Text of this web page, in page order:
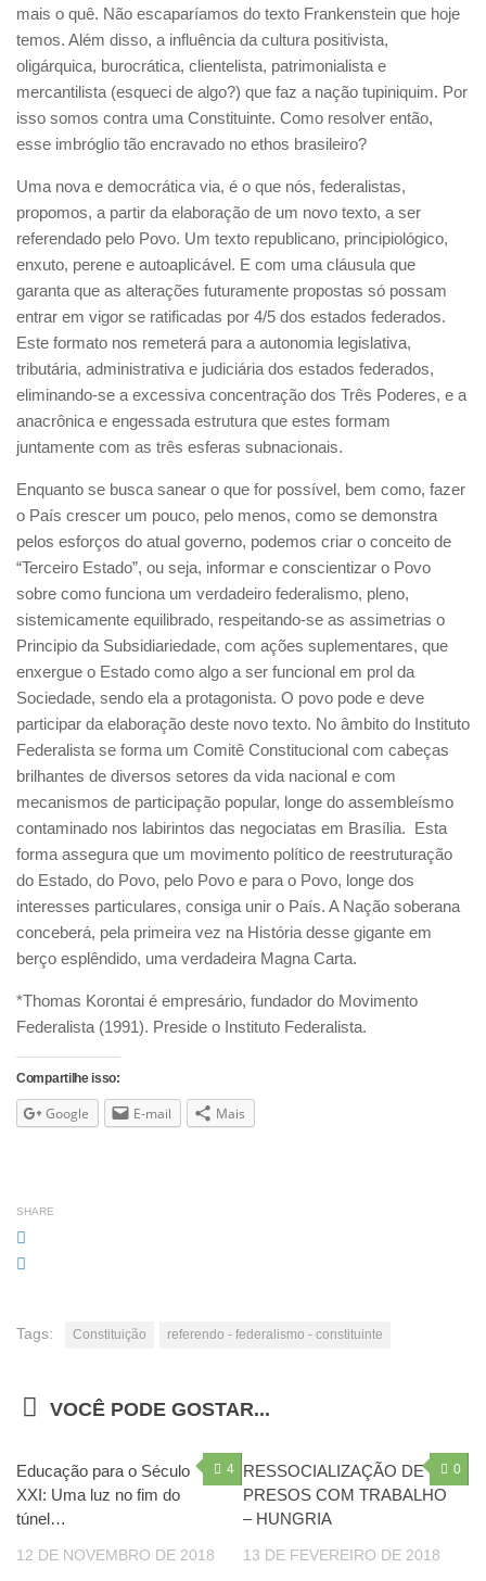
mais o quê. Não escaparíamos do texto Frankenstein que hoje
temos. Além disso, a influência da cultura positivista,
oligárquica, burocrática, clientelista, patrimonialista e
mercantilista (esqueci de algo?) que faz a nação tupiniquim. Por
isso somos contra uma Constituinte. Como resolver então,
esse imbróglio tão encravado no ethos brasileiro?
Uma nova e democrática via, é o que nós, federalistas,
propomos, a partir da elaboração de um novo texto, a ser
referendado pelo Povo. Um texto republicano, principiológico,
enxuto, perene e autoaplicável. E com uma cláusula que
garanta que as alterações futuramente propostas só possam
entrar em vigor se ratificadas por 4/5 dos estados federados.
Este formato nos remeterá para a autonomia legislativa,
tributária, administrativa e judiciária dos estados federados,
eliminando-se a excessiva concentração dos Três Poderes, e a
anacrônica e engessada estrutura que estes formam
juntamente com as três esferas subnacionais.
Enquanto se busca sanear o que for possível, bem como, fazer
o País crescer um pouco, pelo menos, como se demonstra
pelos esforços do atual governo, podemos criar o conceito de
“Terceiro Estado”, ou seja, informar e conscientizar o Povo
sobre como funciona um verdadeiro federalismo, pleno,
sistemicamente equilibrado, respeitando-se as assimetrias o
Principio da Subsidiariedade, com ações suplementares, que
enxergue o Estado como algo a ser funcional em prol da
Sociedade, sendo ela a protagonista. O povo pode e deve
participar da elaboração deste novo texto. No âmbito do Instituto
Federalista se forma um Comitê Constitucional com cabeças
brilhantes de diversos setores da vida nacional e com
mecanismos de participação popular, longe do assembleísmo
contaminado nos labirintos das negociatas em Brasília. Esta
forma assegura que um movimento político de reestruturação
do Estado, do Povo, pelo Povo e para o Povo, longe dos
interesses particulares, consiga unir o País. A Nação soberana
conceberá, pela primeira vez na História desse gigante em
berço esplêndido, uma verdadeira Magna Carta.
*Thomas Korontai é empresário, fundador do Movimento
Federalista (1991). Preside o Instituto Federalista.
Compartilhe isso:
Google E-mail Mais
SHARE
Tags: Constituição referendo - federalismo - constituinte
VOCÊ PODE GOSTAR...
4
Educação para o Século
XXI: Uma luz no fim do
túnel…
12 DE NOVEMBRO DE 2018
0
RESSOCIALIZAÇÃO DE
PRESOS COM TRABALHO
– HUNGRIA
13 DE FEVEREIRO DE 2018